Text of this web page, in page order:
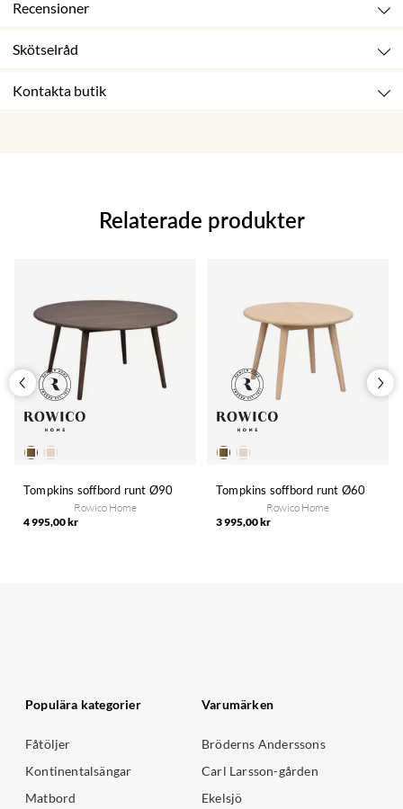
Recensioner
Skötselråd
Kontakta butik
Relaterade produkter
Tompkins soffbord runt Ø90
Rowico Home
4 995,00 kr
Tompkins soffbord runt Ø60
Rowico Home
3 995,00 kr
Populära kategorier
Fåtöljer
Kontinentalsängar
Matbord
Varumärken
Bröderns Anderssons
Carl Larsson-gården
Ekelsjö